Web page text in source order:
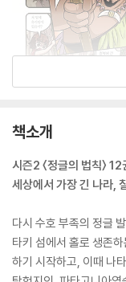
책소개
시즌2 〈정글의 법칙〉 12
세상에서 가장 긴 나라,
다시 수호 부족의 정글
타키 섬에서 홀로 생존
하기 시작하고, 이때 나